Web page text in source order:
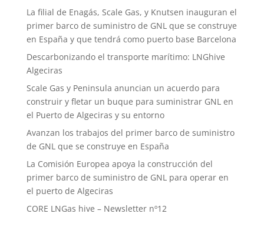
La filial de Enagás, Scale Gas, y Knutsen inauguran el
primer barco de suministro de GNL que se construye
en España y que tendrá como puerto base Barcelona
Descarbonizando el transporte marítimo: LNGhive
Algeciras
Scale Gas y Peninsula anuncian un acuerdo para
construir y fletar un buque para suministrar GNL en
el Puerto de Algeciras y su entorno
Avanzan los trabajos del primer barco de suministro
de GNL que se construye en España
La Comisión Europea apoya la construcción del
primer barco de suministro de GNL para operar en
el puerto de Algeciras
CORE LNGas hive – Newsletter nº12